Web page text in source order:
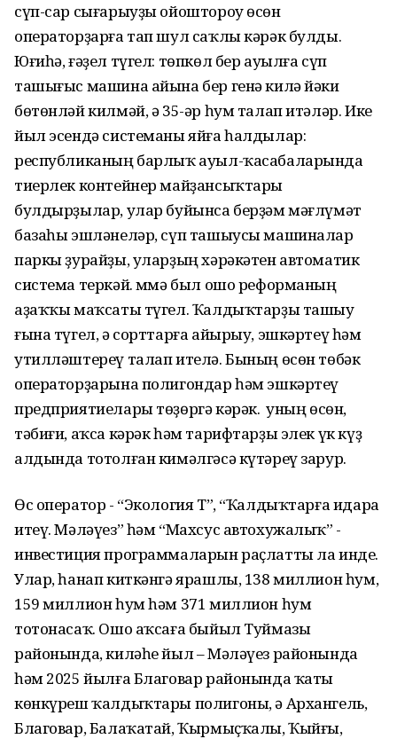
сүп-сар сығарыуҙы ойоштороу өсөн
операторҙарға тап шул саҡлы кәрәк булды.
Юғиһә, ғәҙел түгел: төпкөл бер ауылға сүп
ташығыс машина айына бер генә килә йәки
бөтөнләй килмәй, ә 35-әр һум талап итәләр. Ике
йыл эсендә системаны яйға һалдылар:
республиканың барлыҡ ауыл-ҡасабаларында
тиерлек контейнер майҙансыҡтары
булдырҙылар, улар буйынса берҙәм мәғлүмәт
базаһы эшләнеләр, сүп ташыусы машиналар
паркы ҙурайҙы, уларҙың хәрәкәтен автоматик
система теркәй. Әммә был ошо реформаның
аҙаҡҡы маҡсаты түгел. Ҡалдыҡтарҙы ташыу
ғына түгел, ә сорттарға айырыу, эшкәртеү һәм
утилләштереү талап ителә. Бының өсөн төбәк
операторҙарына полигондар һәм эшкәртеү
предприятиелары төҙөргә кәрәк. Ә уның өсөн,
тәбиғи, аҡса кәрәк һәм тарифтарҙы элек үк күҙ
алдында тотолған кимәлгәсә күтәреү зарур.
Өс оператор - “Экология Т”, “Ҡалдыҡтарға идара
итеү. Мәләүез” һәм “Махсус автохужалыҡ” -
инвестиция программаларын раҫлатты ла инде.
Улар, һанап киткәнгә ярашлы, 138 миллион һум,
159 миллион һум һәм 371 миллион һум
тотонасаҡ. Ошо аҡсаға быйыл Туймазы
районында, киләһе йыл – Мәләүез районында
һәм 2025 йылға Благовар районында ҡаты
көнкүреш ҡалдыҡтары полигоны, ә Архангель,
Благовар, Балаҡатай, Ҡырмыҫҡалы, Ҡыйғы,